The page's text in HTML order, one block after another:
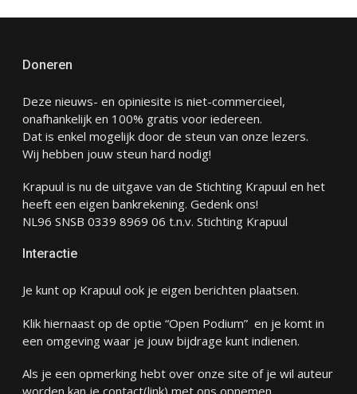
Doneren
Deze nieuws- en opiniesite is niet-commercieel,
onafhankelijk en 100% gratis voor iedereen.
Dat is enkel mogelijk door de steun van onze lezers.
Wij hebben jouw steun hard nodig!
Krapuul is nu de uitgave van de Stichting Krapuul en het
heeft een eigen bankrekening. Gedenk ons!
NL96 SNSB 0339 8969 06 t.n.v. Stichting Krapuul
Interactie
Je kunt op Krapuul ook je eigen berichten plaatsen.
Klik hiernaast op de optie “Open Podium” en je komt in
een omgeving waar je jouw bijdrage kunt indienen.
Als je een opmerking hebt over onze site of je wil auteur